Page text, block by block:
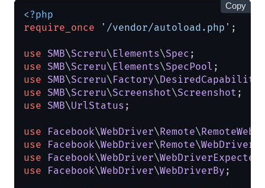
<?php
require_once
'/vendor/autoload.php' ;
use SMB\Screru\Elements\Spec
use SMB\Screru\Elements\SpecPool
use SMB\Screru\Factory\
use SMB\Screru\Screenshot\Screenshot
use SMB\UrlStatus ;
use Facebook\WebDriver\Remote\
use
Facebook\WebDriver\Remote\
use
Facebook\WebDriver\
use
Facebook\WebDriver\WebDriverBy ;
Copy